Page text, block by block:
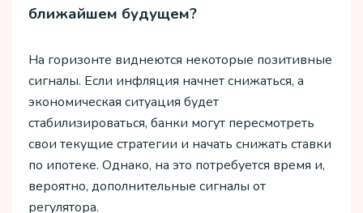
ближайшем будущем?
На горизонте виднеются некоторые позитивные
сигналы. Если инфляция начнет снижаться, а
экономическая ситуация будет
стабилизироваться, банки могут пересмотреть
свои текущие стратегии и начать снижать ставки
по ипотеке. Однако, на это потребуется время и,
вероятно, дополнительные сигналы от
регулятора.